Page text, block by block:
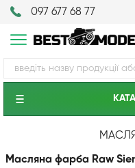
097 677 68 77
Масляна фарба Raw